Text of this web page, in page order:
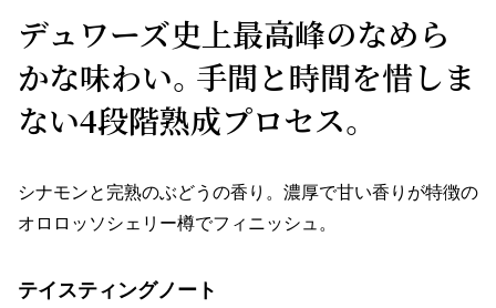
デュワーズ史上最高峰のなめら
かな味わい。手間と時間を惜しま
ない4段階熟成プロセス。
シナモンと完熟のぶどうの香り。濃厚で甘い香りが特徴の
オロロッソシェリー樽でフィニッシュ。
テイスティングノート